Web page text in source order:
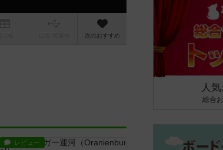
次のおすすめ
レビュー
人
総合